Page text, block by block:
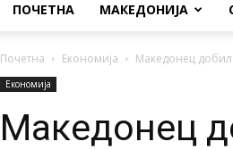
ПОЧЕТНА МАКЕДОНИЈА
Почетна Економија Македонец добил
Економија
Македонец